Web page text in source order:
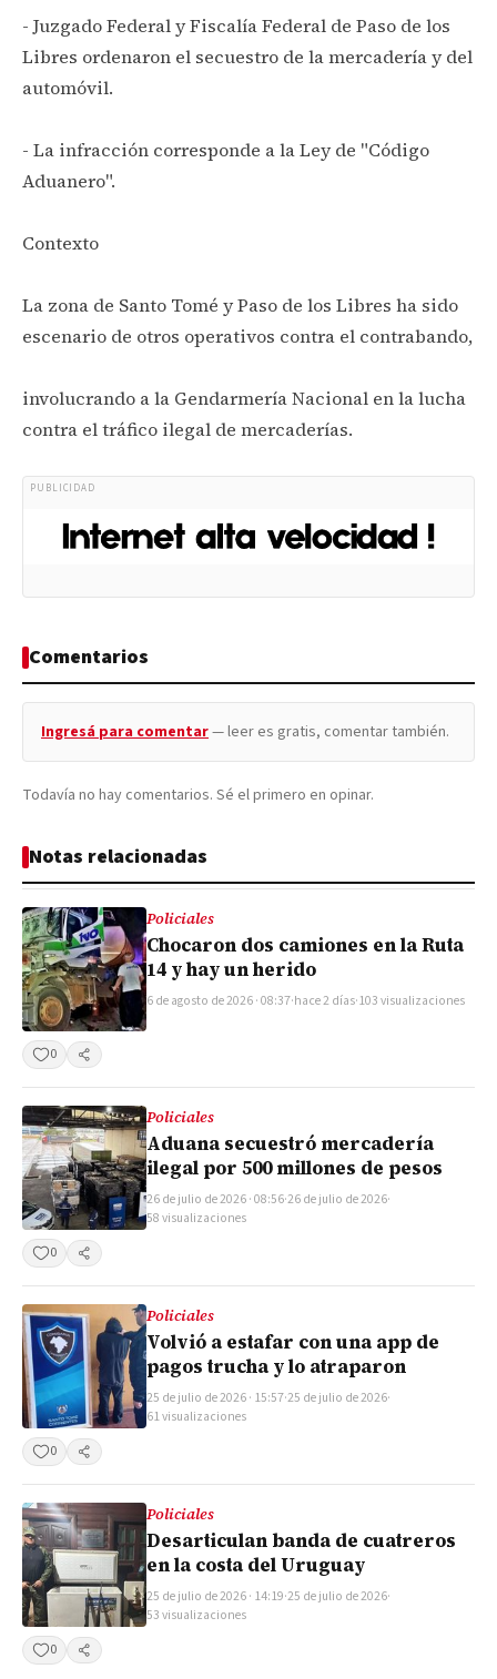
- Juzgado Federal y Fiscalía Federal de Paso de los
Libres ordenaron el secuestro de la mercadería y del
automóvil.
- La infracción corresponde a la Ley de "Código
Aduanero".
Contexto
La zona de Santo Tomé y Paso de los Libres ha sido
escenario de otros operativos contra el contrabando,
involucrando a la Gendarmería Nacional en la lucha
contra el tráfico ilegal de mercaderías.
PUBLICIDAD
Comentarios
Ingresá para comentar— leer es gratis, comentar también.
Todavía no hay comentarios. Sé el primero en opinar.
Notas relacionadas
Policiales
Chocaron dos camiones en la Ruta
14 y hay un herido
6 de agosto de 2026 · 08:37·hace 2 días·103 visualizaciones
0 Compartir
Policiales
Aduana secuestró mercadería
ilegal por 500 millones de pesos
26 de julio de 2026 · 08:56·26 de julio de 2026·
58 visualizaciones
0
Compartir
Policiales
Volvió a estafar con una app de
pagos trucha y lo atraparon
25 de julio de 2026 · 15:57·25 de julio de 2026·
61 visualizaciones
0
Compartir
Policiales
Desarticulan banda de cuatreros
en la costa del Uruguay
25 de julio de 2026 · 14:19·25 de julio de 2026·
53 visualizaciones
0
Compartir